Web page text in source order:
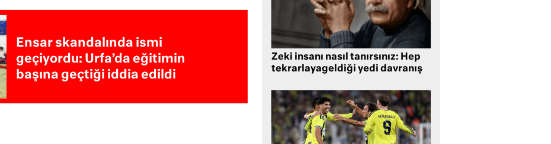
Ensar skandalında ismi
geçiyordu: Urfa’da eğitimin
başına geçtiği iddia edildi
Zeki insanı nasıl tanırsınız: Hep
tekrarlayageldiği yedi davranış